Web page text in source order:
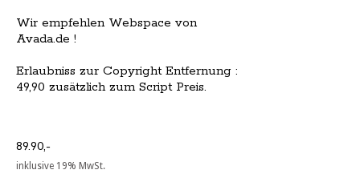
Wir empfehlen Webspace von
Avada.de !
Erlaubniss zur Copyright Entfernung :
49,90 zusätzlich zum Script Preis.
89.90,-
inklusive 19% MwSt.